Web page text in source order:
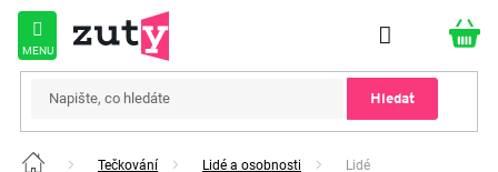
Přejít
obsah
Hledat
Tečkování Lidé a osobnosti Lidé